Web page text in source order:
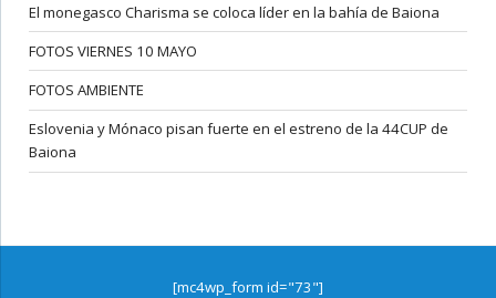
El monegasco Charisma se coloca líder en la bahía de Baiona
FOTOS VIERNES 10 MAYO
FOTOS AMBIENTE
Eslovenia y Mónaco pisan fuerte en el estreno de la 44CUP de
Baiona
[mc4wp_form id="73"]